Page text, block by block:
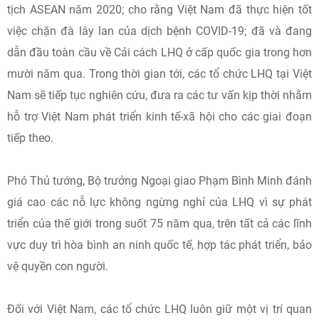
tịch ASEAN năm 2020; cho rằng Việt Nam đã thực hiện tốt
việc chặn đà lây lan của dịch bệnh COVID-19; đã và đang
dẫn đầu toàn cầu về Cải cách LHQ ở cấp quốc gia trong hơn
mười năm qua. Trong thời gian tới, các tổ chức LHQ tại Việt
Nam sẽ tiếp tục nghiên cứu, đưa ra các tư vấn kịp thời nhằm
hỗ trợ Việt Nam phát triển kinh tế-xã hội cho các giai đoạn
tiếp theo.
Phó Thủ tướng, Bộ trưởng Ngoại giao Phạm Bình Minh đánh
giá cao các nỗ lực không ngừng nghỉ của LHQ vì sự phát
triển của thế giới trong suốt 75 năm qua, trên tất cả các lĩnh
vực duy trì hòa bình an ninh quốc tế, hợp tác phát triển, bảo
vệ quyền con người.
Đối với Việt Nam, các tổ chức LHQ luôn giữ một vị trí quan